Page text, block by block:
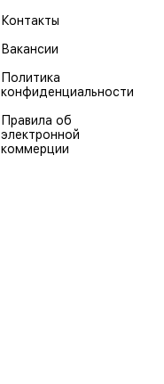
Контакты
Вакансии
Политика
конфиденциальности
Правила об
электронной
коммерции